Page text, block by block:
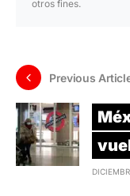
otros fines.
Previous